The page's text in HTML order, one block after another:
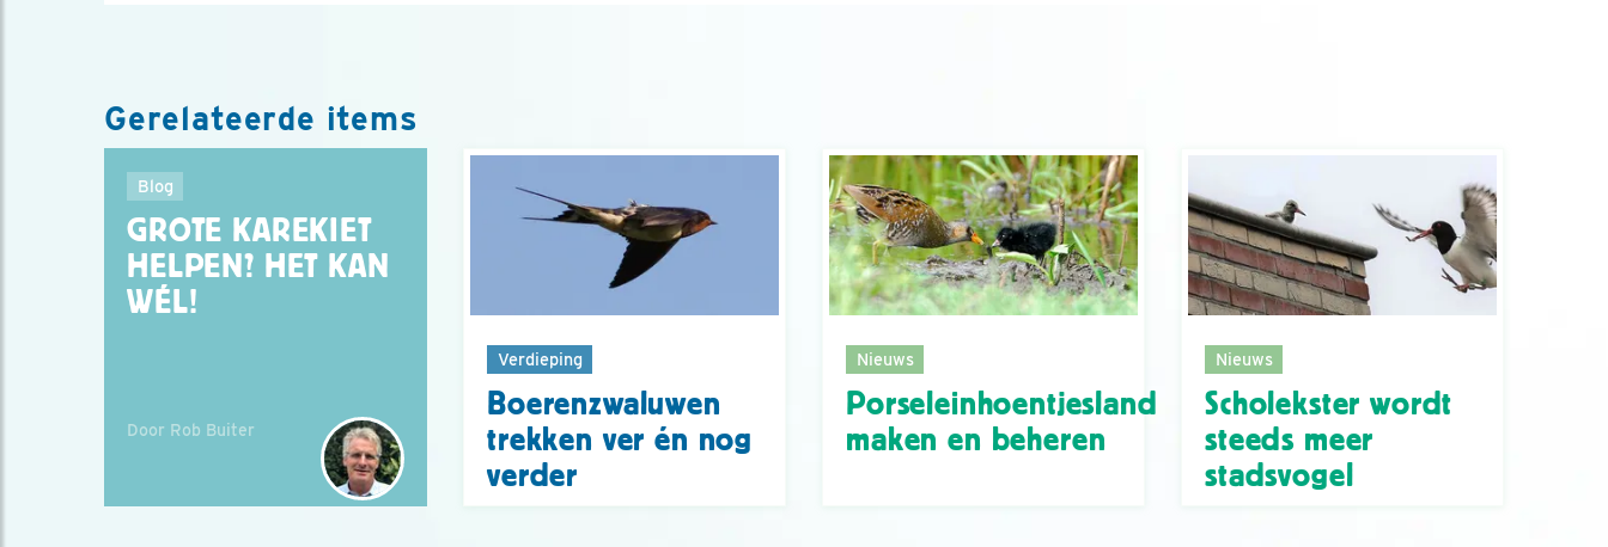
Gerelateerde items
Blog
GROTE KAREKIET
HELPEN? HET KAN
WÉL!
Door Rob Buiter
Verdieping
Boerenzwaluwen
trekken ver én nog
verder
Nieuws
Porseleinhoentjesland
maken en beheren
Nieuws
Scholekster wordt
steeds meer
stadsvogel